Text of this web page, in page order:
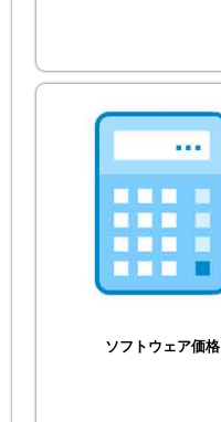
ソフトウェア価格